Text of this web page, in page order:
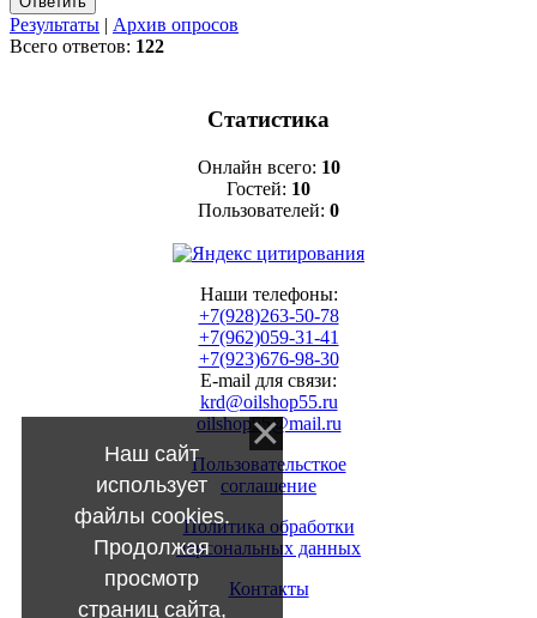
Результаты | Архив опросов
Всего ответов: 122
Статистика
Онлайн всего: 10
Гостей: 10
Пользователей: 0
Наши телефоны:
+7(928)263-50-78
+7(962)059-31-41
+7(923)676-98-30
E-mail для связи:
krd@oilshop55.ru
oilshop55@mail.ru
Пользовательсткое
соглашение
Политика обработки
персональных данных
Контакты
Наш сайт
использует
файлы cookies.
Продолжая
просмотр
страниц сайта,